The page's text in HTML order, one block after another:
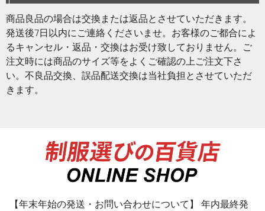
商品良品の場合は交換または返品とさせていただきます。
発送後7日以内にご連絡くださいませ。お客様のご都合によ
るキャンセル・返品・交換はお受け致しておりません。ご
注文時には商品のサイズ等をよくご確認の上ご注文下さ
い。不良品交換、誤品配送交換は当社負担とさせていただ
きます。
【年末年始の発送・お問い合わせについて】 年内最終発